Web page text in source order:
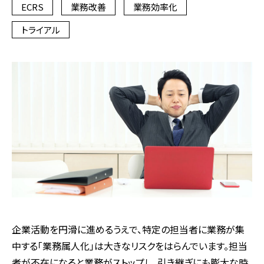
ECRS 業務改善
業務効率化
トライアル
企業活動を円滑に進めるうえで、特定の担当者に業務が集
中する「業務属人化」は大きなリスクをはらんでいます。担当